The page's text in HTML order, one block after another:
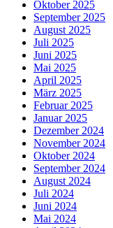
Oktober 2025
September 2025
August 2025
Juli 2025
Juni 2025
Mai 2025
April 2025
März 2025
Februar 2025
Januar 2025
Dezember 2024
November 2024
Oktober 2024
September 2024
August 2024
Juli 2024
Juni 2024
Mai 2024